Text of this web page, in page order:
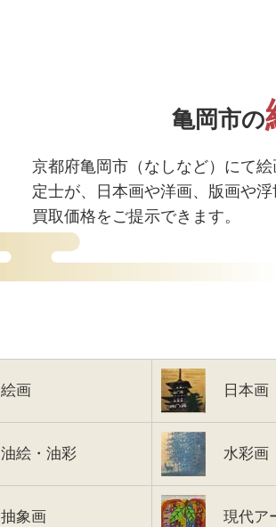
亀岡市の
京都府亀岡市（なしなど）にて
定士が、日本画や洋画、版画や
買取価格をご提示できます。
絵画 日本画
油絵・油彩 水彩画
抽象画 現代ア